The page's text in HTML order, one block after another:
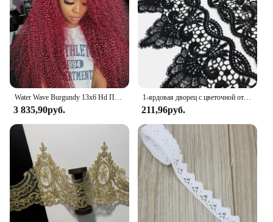
Water Wave Burgundy 13x6 Hd Парики из натуральных волос на кружеве для женщин Красный цвет 13x4 Прозрачный кружевной вьющийся парик с глубокими волнами на фронтальной части
3 835,90руб.
1-ярдовая дворец с цветочной отделкой, вышивка, 3D кружевная лента, край платья, сделай сам, швейное ремесло
211,96руб.